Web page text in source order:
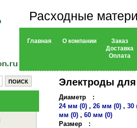
Расходные
Главная О компании
Заказ
Доставка
Оплата
Электроды
Диаметр
:
24 мм (0) , 26 мм (0) , 30
мм (0) , 60 мм (0)
Размер
: